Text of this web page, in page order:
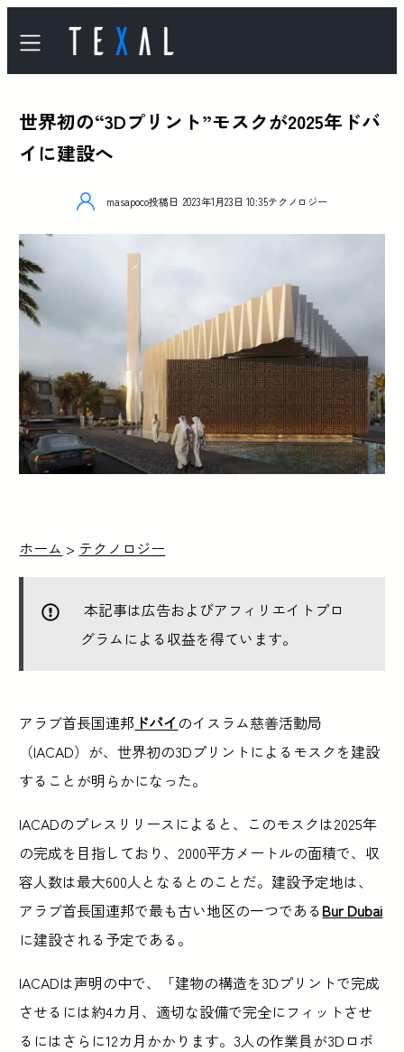
世界初の“3Dプリント”モスクが2025年ドバ
イに建設へ
masapoco投稿日 2023年1月23日 10:35テクノロジー
ホーム > テクノロジー
本記事は広告およびアフィリエイトプロ
グラムによる収益を得ています。
アラブ首長国連邦 ドバイのイスラム慈善活動局
（IACAD）が、世界初の3Dプリントによるモスクを建設
することが明らかになった。
IACADのプレスリリースによると、このモスクは2025年
の完成を目指しており、2000平方メートルの面積で、収
容人数は最大600人となるとのことだ。建設予定地は、
アラブ首長国連邦で最も古い地区の一つであるBur Dubai
に建設される予定である。
IACADは声明の中で、「建物の構造を3Dプリントで完成
させるには約4カ月、適切な設備で完全にフィットさせ
るにはさらに12カ月かかります。3人の作業員が3Dロボ